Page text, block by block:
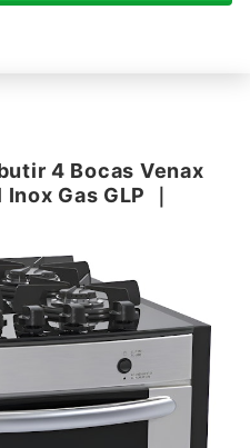
4 Bocas Venax
Gas GLP
｜